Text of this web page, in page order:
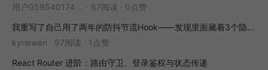
用户05954017446 · 67阅读 · 0点赞
我重写了自己用了两年的防抖节流Hook——发现里面藏着3个隐藏bug
kyriewen · 97阅读 · 1点赞
React Router 进阶：路由守卫、登录鉴权与状态传递